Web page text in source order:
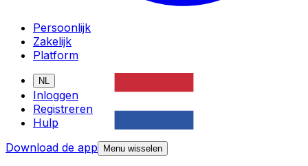
Persoonlijk
Zakelijk
Platform
NL
Inloggen
Registreren
Hulp
Download de app
Menu wisselen